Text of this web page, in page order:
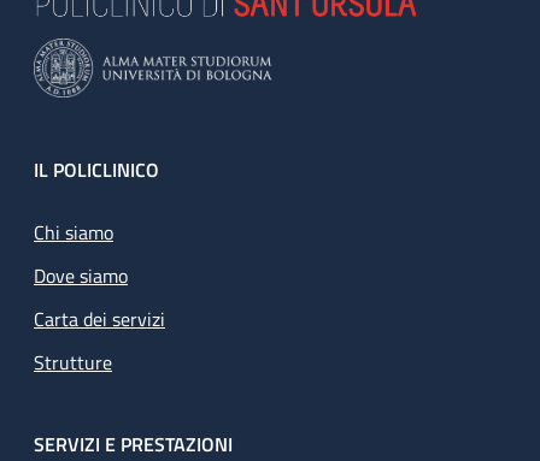
Footer
IL POLICLINICO
Chi siamo
Dove siamo
Carta dei servizi
Strutture
SERVIZI E PRESTAZIONI